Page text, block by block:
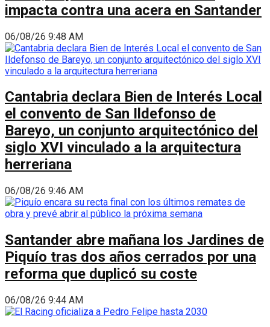
impacta contra una acera en Santander
06/08/26 9:48 AM
Cantabria declara Bien de Interés Local
el convento de San Ildefonso de
Bareyo, un conjunto arquitectónico del
siglo XVI vinculado a la arquitectura
herreriana
06/08/26 9:46 AM
Santander abre mañana los Jardines de
Piquío tras dos años cerrados por una
reforma que duplicó su coste
06/08/26 9:44 AM